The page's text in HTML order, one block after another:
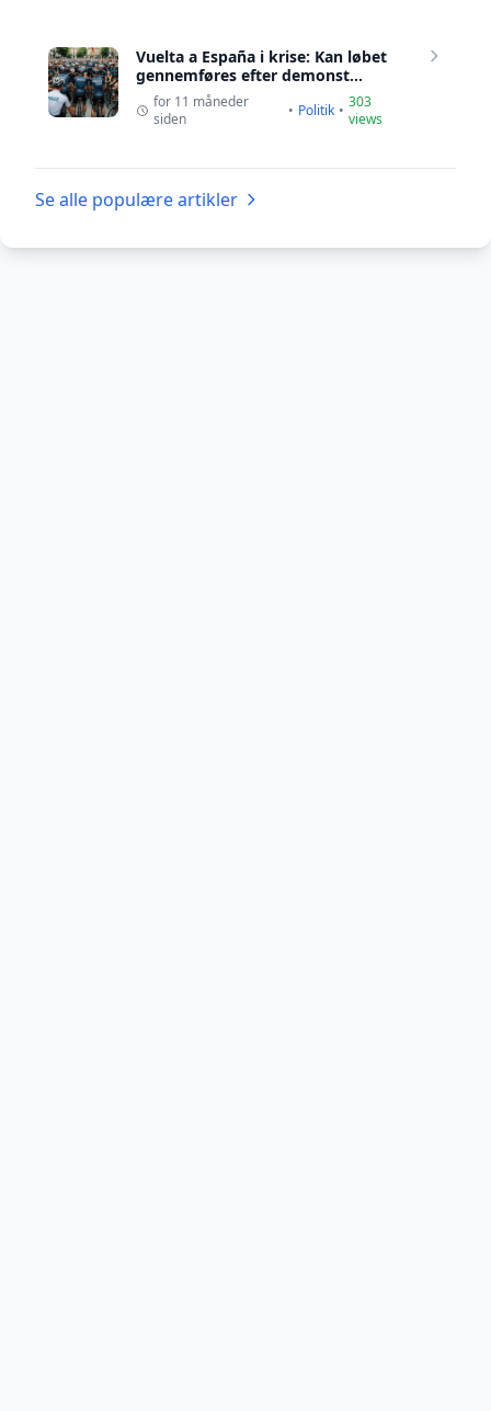
Vuelta a España i krise: Kan løbet
gennemføres efter demonst...
for 11 måneder
siden
• Politik • 303
views
Se alle populære artikler